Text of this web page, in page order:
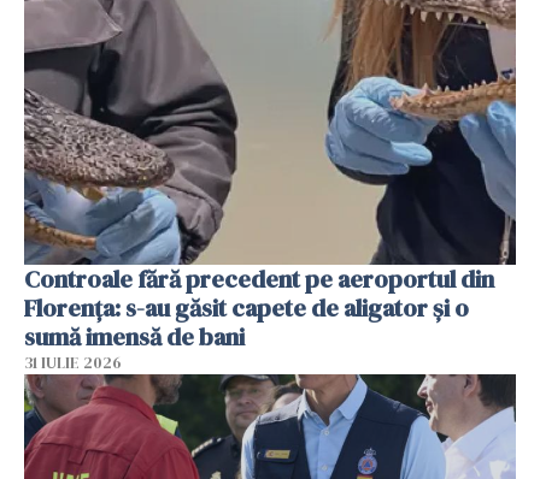
Controale fără precedent pe aeroportul din
Florența: s-au găsit capete de aligator și o
sumă imensă de bani
31 IULIE 2026